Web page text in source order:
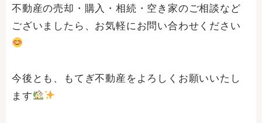
不動産の売却・購入・相続・空き家のご相談など
ございましたら、お気軽にお問い合わせください
今後とも、もてぎ不動産をよろしくお願いいたし
ます